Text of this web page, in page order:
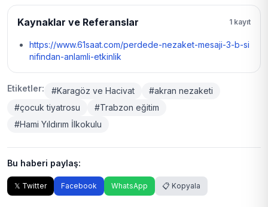
Kaynaklar ve Referanslar 1 kayıt
https://www.61saat.com/perdede-nezaket-mesaji-3-b-si
nifindan-anlamli-etkinlik
Etiketler: #Karagöz ve Hacivat
#akran nezaketi
#çocuk tiyatrosu
#Trabzon eğitim
#Hami Yıldırım İlkokulu
Bu haberi paylaş:
𝕏 Twitter Facebook WhatsApp 📋 Kopyala